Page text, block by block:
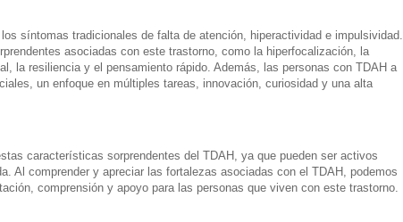
síntomas tradicionales de falta de atención, hiperactividad e impulsividad.
asociadas con este trastorno, como la hiperfocalización, la
la resiliencia y el pensamiento rápido. Además, las personas con TDAH a
un enfoque en múltiples tareas, innovación, curiosidad y una alta
características sorprendentes del TDAH, ya que pueden ser activos
Al comprender y apreciar las fortalezas asociadas con el TDAH, podemos
comprensión y apoyo para las personas que viven con este trastorno.